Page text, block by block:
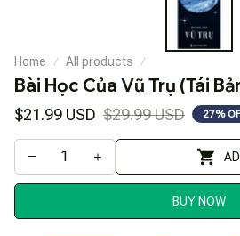
Home All products
Bài Học Của Vũ Trụ (Tái
$21.99 USD $29.99 USD 27%
BUY NOW